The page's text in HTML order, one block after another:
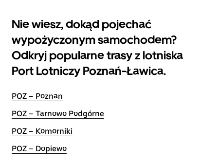
Nie wiesz, dokąd pojechać
wypożyczonym samochodem?
Odkryj popularne trasy z lotniska
Port Lotniczy Poznań-Ławica.
POZ – Poznan
POZ – Tarnowo Podgórne
POZ – Komorniki
POZ – Dopiewo